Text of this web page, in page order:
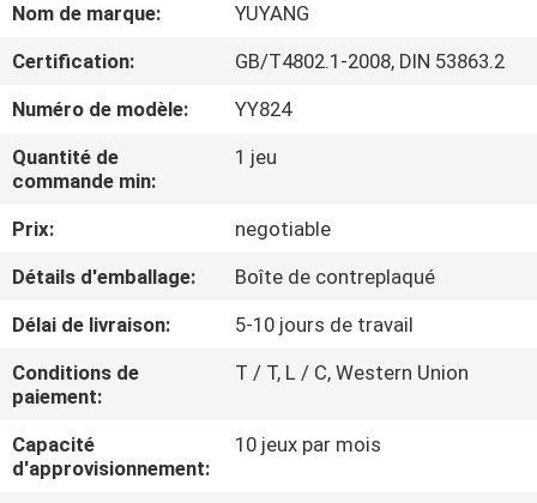
SUJET
DE
NOUS
VISITE
D'USINE
CONTACTEZ-
NOUS
NOUVELLES
Nom de marque:
YUYANG
Certification:
GB/T4802.1-2008, DIN 53863.2
Numéro de modèle:
YY824
Quantité de
commande min:
1 jeu
Prix:
negotiable
Détails d'emballage:
Boîte de contreplaqué
Délai de livraison:
5-10 jours de travail
Conditions de
paiement:
T / T, L / C, Western Union
Capacité
d'approvisionnement:
10 jeux par mois